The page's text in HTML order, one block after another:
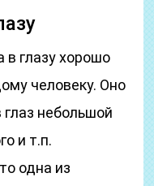
глазу хорошо
человеку. Оно
небольшой
и т.п.
одна из